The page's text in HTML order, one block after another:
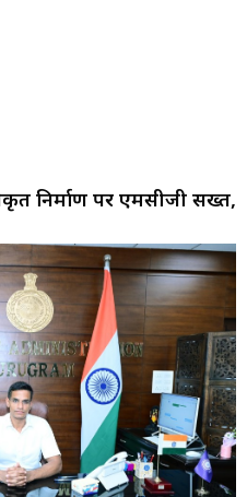
निर्माण पर एमसीजी सख्त,